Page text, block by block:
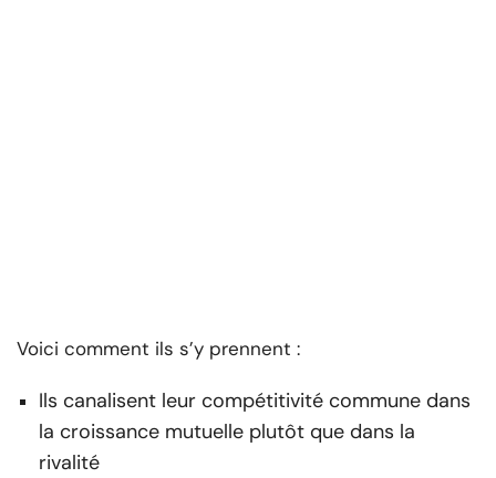
Voici comment ils s’y prennent :
Ils canalisent leur compétitivité commune dans
la croissance mutuelle plutôt que dans la
rivalité